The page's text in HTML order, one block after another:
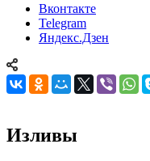
Вконтакте
Telegram
Яндекс.Дзен
Изливы